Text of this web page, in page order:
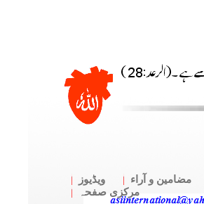
مضامین و آراء
ویڈیوز
مرکزی صفحہ